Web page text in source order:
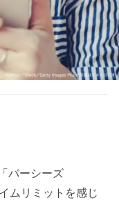
パーシーズ
ムリミットを感じ